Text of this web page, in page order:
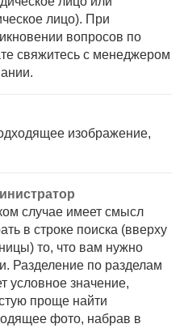
лицо). При
вопросов по
свяжитесь с менеджером
изображение,
случае имеет смысл
в строке поиска (вверху
то, что вам нужно
Разделение по разделам
условное значение,
проще найти
фото, набрав в